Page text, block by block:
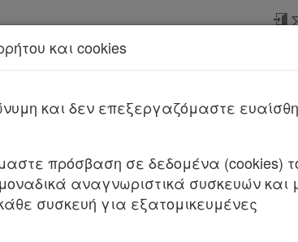
Kodiko Assistant.
2480) απόφασης σύστασης και
Συντονισμού για το «Ειδικό
και cookies
και δεν επεξεργαζόμαστε
πρόσβαση σε δεδομένα (cookies)
αναγνωριστικά συσκευών και
συσκευή για εξατομικευμένες